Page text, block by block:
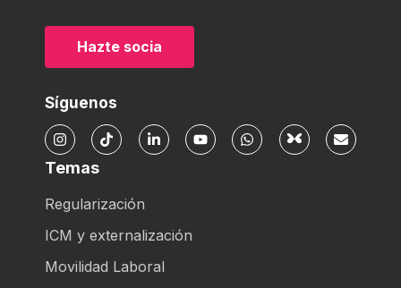
Hazte socia
Síguenos
Temas
Regularización
ICM y externalización
Movilidad Laboral